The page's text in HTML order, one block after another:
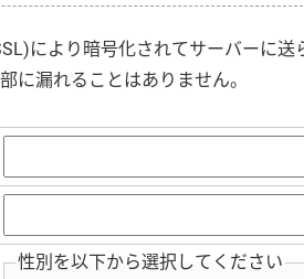
により暗号化されてサーバーに送
に漏れることはありません。
性別を以下から選択してください